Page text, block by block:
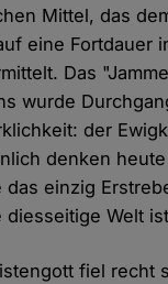
Mittel, das
eine Fortdauer
Das
wurde
der
denken
einzig
diesseitige Welt
fiel recht